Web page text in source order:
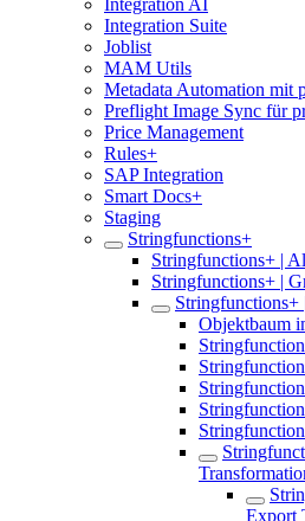
Integration AI
Integration Suite
Joblist
MAM Utils
Metadata Automation mit
Preflight Image Sync für
Price Management
Rules+
SAP Integration
Smart Docs+
Staging
Stringfunctions+
Stringfunctions+ |
Stringfunctions+ |
Objektbaum
Export